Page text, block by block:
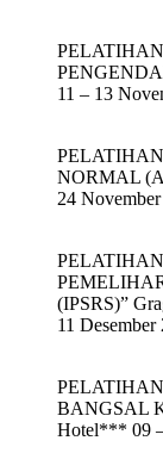
11 – 13
NORMAL
24 November
(IPSRS)”
11 Desember
BANGSAL
Hotel*** 09 –